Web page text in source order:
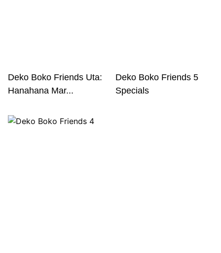
Deko Boko Friends Uta:
Hanahana Mar...
Deko Boko Friends 5
Specials